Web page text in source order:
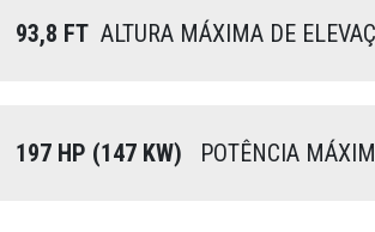
93,8 FTALTURA MÁXIMA DE
197 HP (147 KW) POTÊNCIA